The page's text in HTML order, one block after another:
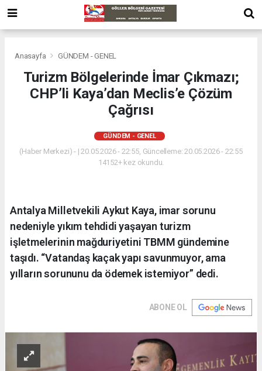
Anasayfa GÜNDEM - GENEL
Turizm Bölgelerinde İmar Çıkmazı;
CHP’li Kaya’dan Meclis’e Çözüm
Çağrısı
GÜNDEM - GENEL
(Haber Merkezi) - | 20.05.2026 - 22:55, Güncelleme: 20.05.2026 - 22:55
14152+ kez okundu.
Antalya Milletvekili Aykut Kaya, imar sorunu
nedeniyle yıkım tehdidi yaşayan turizm
işletmelerinin mağduriyetini TBMM gündemine
taşıdı. “Vatandaş kaçak yapı savunmuyor, ama
yılların sorununu da ödemek istemiyor” dedi.
ABONE OL